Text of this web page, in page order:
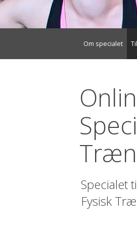
Om specialet
Specialet
Fysisk